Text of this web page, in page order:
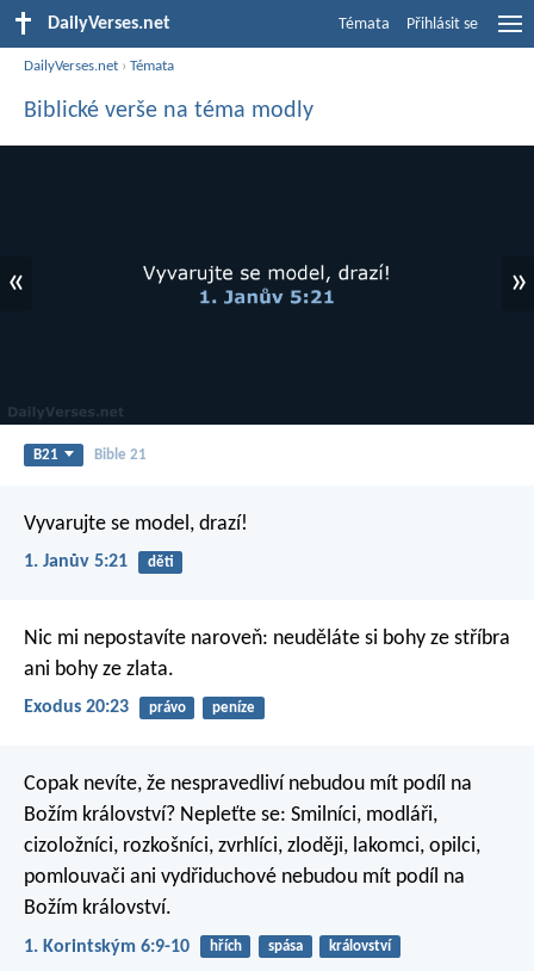
DailyVerses.net Témata Přihlásit se
DailyVerses.net ›Témata
Biblické verše na téma modly
« »
B21 Bible 21
Vyvarujte se model, drazí!
1. Janův 5:21 děti
Nic mi nepostavíte naroveň: neuděláte si bohy ze stříbra
ani bohy ze zlata.
Exodus 20:23 právo peníze
Copak nevíte, že nespravedliví nebudou mít podíl na
Božím království? Nepleťte se: Smilníci, modláři,
cizoložníci, rozkošníci, zvrhlíci, zloději, lakomci, opilci,
pomlouvači ani vydřiduchové nebudou mít podíl na
Božím království.
1. Korintským 6:9-10 hřích spása království